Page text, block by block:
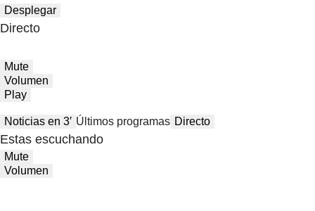
Desplegar
Directo
Mute
Volumen
Play
Noticias en 3′ Últimos programas Directo
Estas escuchando
Mute
Volumen